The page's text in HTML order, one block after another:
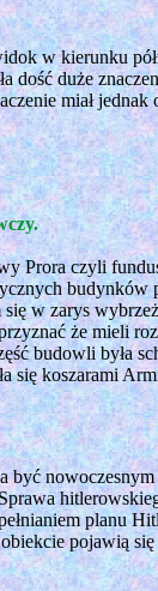
w kierunku
dość duże
miał
Prora czyli
budynków
w zarys
że mieli
budowli była
się koszarami
być
planu
pojawią